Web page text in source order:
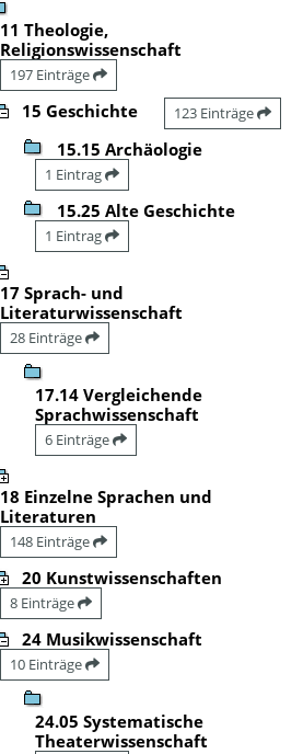
11 Theologie,
Religionswissenschaft
197 Einträge
15 Geschichte 123 Einträge
15.15 Archäologie
1 Eintrag
15.25 Alte Geschichte
1 Eintrag
17 Sprach- und
Literaturwissenschaft
28 Einträge
17.14 Vergleichende
Sprachwissenschaft
6 Einträge
18 Einzelne Sprachen und
Literaturen
148 Einträge
20 Kunstwissenschaften
8 Einträge
24 Musikwissenschaft
10 Einträge
24.05 Systematische
Theaterwissenschaft